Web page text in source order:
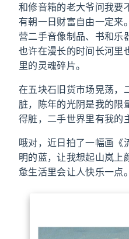
和修音箱的老大爷问我要
有朝一日财富自由一定来
营二手音像制品、书和乐
也许在漫长的时间长河里
里的灵魂碎片。
在五块石旧货市场晃荡，
脏，陈年的光阴是我的限
得脏，二手世界里有我的
哦对，近日拍了一幅画《
明的蓝，让我想起山岚上
惫生活里会让人快乐一点。